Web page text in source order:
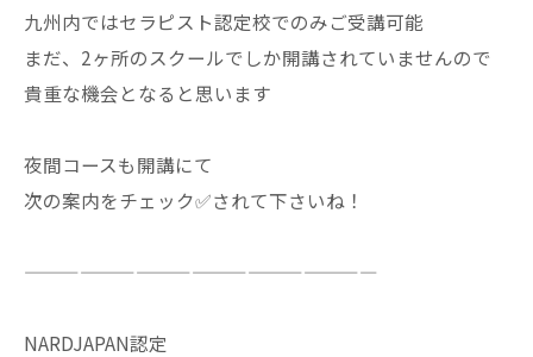
九州内ではセラピスト認定校でのみご受講可能
まだ、2ヶ所のスクールでしか開講されていませんので
貴重な機会となると思います
夜間コースも開講にて
次の案内をチェック✅されて下さいね！
———————————————————
NARDJAPAN認定